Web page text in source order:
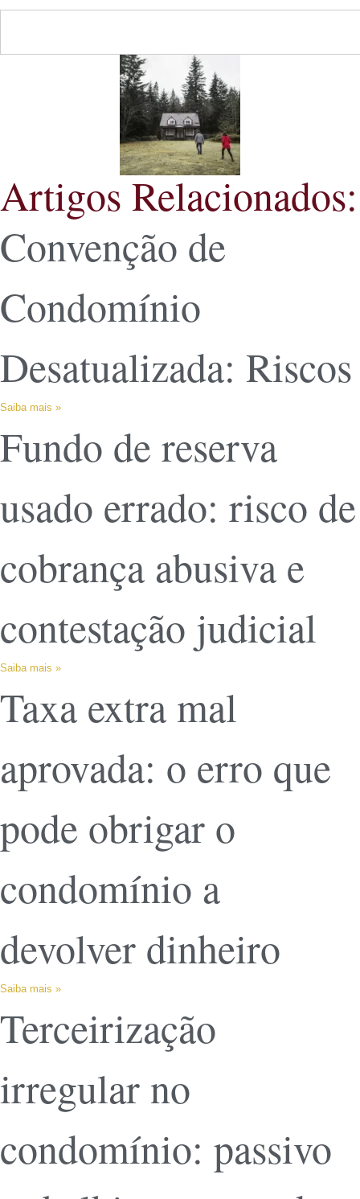
Artigos Relacionados:
Convenção de
Condomínio
Desatualizada: Riscos
Saiba mais »
Fundo de reserva
usado errado: risco de
cobrança abusiva e
contestação judicial
Saiba mais »
Taxa extra mal
aprovada: o erro que
pode obrigar o
condomínio a
devolver dinheiro
Saiba mais »
Terceirização
irregular no
condomínio: passivo